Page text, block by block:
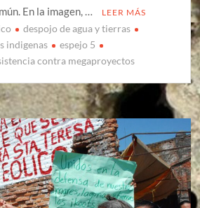
En la imagen, …
LEER MÁS
despojo de agua y tierras
indigenas
espejo 5
contra megaproyectos